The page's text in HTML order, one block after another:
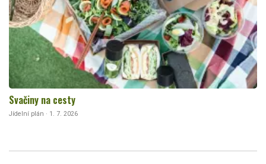
Svačiny na cesty
Jídelní plán · 1. 7. 2026